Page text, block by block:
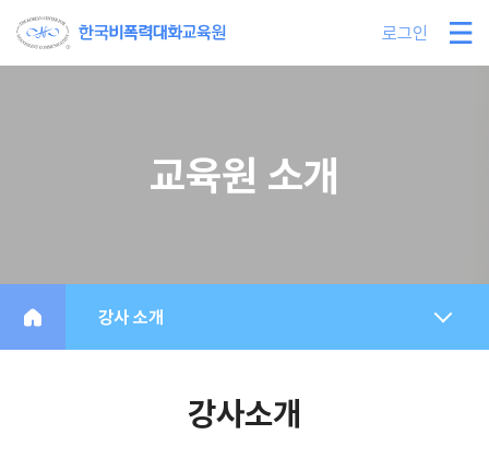
로그인
교육원 소개
강사 소개
강사소개